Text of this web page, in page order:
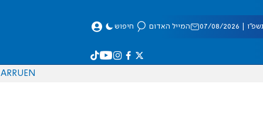
08/2026 המייל האדום חיפוש
EN
RU
AR